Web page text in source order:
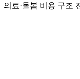
의료·돌봄 비용 구조